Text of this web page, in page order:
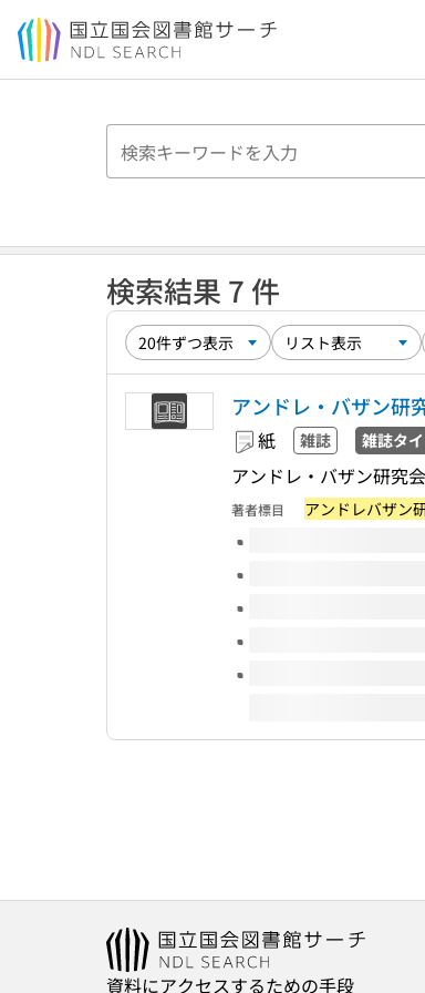
本文へ移動
検索結果 7 件
アンドレ・バザン研
紙 雑誌 雑誌タ
アンドレ・バザン研究会
著者標目 アンドレバザン
このタイトルの巻号
資料にアクセスするための手段